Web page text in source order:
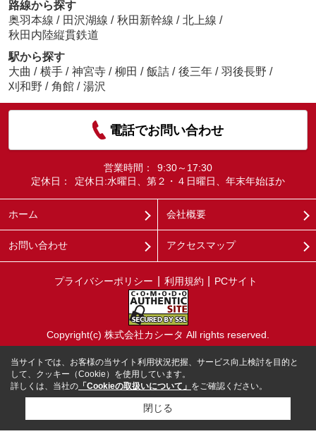
路線から探す
奥羽本線 / 田沢湖線 / 秋田新幹線 / 北上線 /
秋田内陸縦貫鉄道
駅から探す
大曲 / 横手 / 神宮寺 / 柳田 / 飯詰 / 後三年 / 羽後長野 /
刈和野 / 角館 / 湯沢
電話でお問い合わせ
営業時間：
9:30～17:30
定休日：
定休日:水曜日、第２・４日曜日、年末年始ほか
ホーム 会社概要
お問い合わせ アクセスマップ
プライバシーポリシー 利用規約 PCサイト
Copyright(c) 株式会社カシータ All rights reserved.
当サイトでは、お客様の当サイト利用状況把握、サービス向上検討を目的と
して、クッキー（Cookie）を使用しています。
詳しくは、当社の 「Cookieの取扱いについて」 をご確認ください。
閉じる